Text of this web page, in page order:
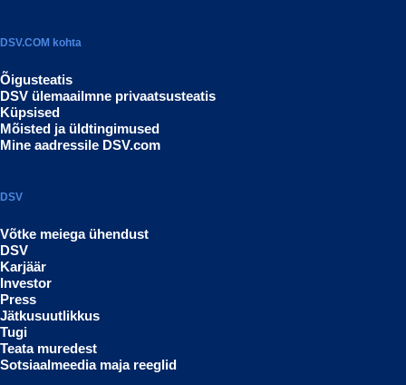
DSV.COM kohta
Õigusteatis
DSV ülemaailmne privaatsusteatis
Küpsised
Mõisted ja üldtingimused
Mine aadressile DSV.com
DSV
Võtke meiega ühendust
DSV
Karjäär
Investor
Press
Jätkusuutlikkus
Tugi
Teata muredest
Sotsiaalmeedia maja reeglid